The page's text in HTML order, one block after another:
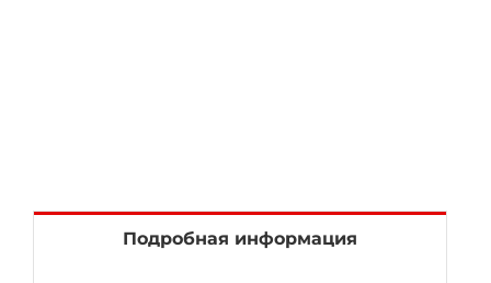
Подробная информация